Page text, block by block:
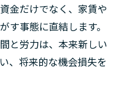
金だけでなく、家賃や
す事態に直結します。
と労力は、本来新しい
、将来的な機会損失を